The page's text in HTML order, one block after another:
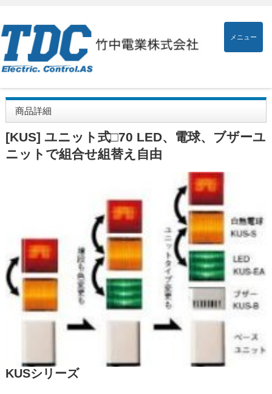
メニュー
商品詳細
[KUS] ユニット式□70 LED、電球、ブザーユ
ニットで組合せ組替え自由
KUSシリーズ